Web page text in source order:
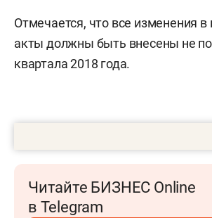
Отмечается, что все изменения
акты должны быть внесены не
квартала 2018 года.
Читайте БИЗНЕС Online
в Telegram